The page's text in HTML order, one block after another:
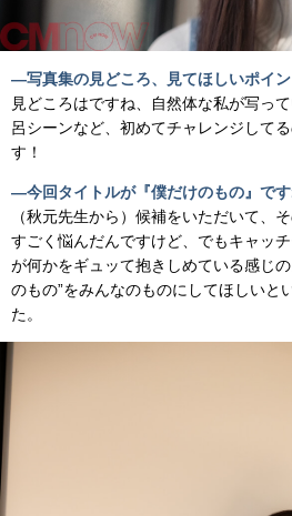
―写真集の見どころ、見てほしいポイン
見どころはですね、自然体な私が写っ
呂シーンなど、初めてチャレンジして
す！
―今回タイトルが『僕だけのもの』です
（秋元先生から）候補をいただいて、
すごく悩んだんですけど、でもキャッ
が何かをギュッて抱きしめている感じ
のもの”をみんなのものにしてほしいと
た。